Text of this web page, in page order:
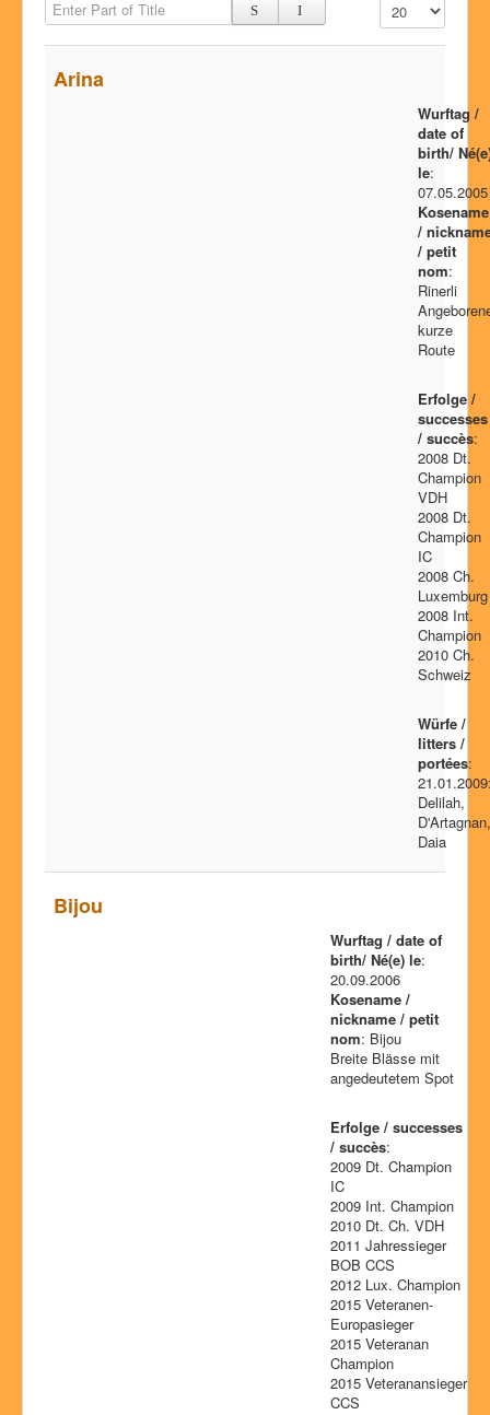
Dog show success
Our dogs
Arina
Wurftag /
date of
birth/
le:
07.05.2005
Kosename
/
/ petit
nom:
Rinerli
kurze
Route
Erfolge /
successes
/ succès:
2008 Dt.
Champion
VDH
2008 Dt.
Champion
IC
2008 Ch.
Luxemburg
2008 Int.
Champion
2010 Ch.
Schweiz
Würfe /
litters /
portées:
Delilah,
D'Artagnan,
Daia
Bijou
Wurftag / date of
birth/ Né(e) le:
20.09.2006
Kosename /
nickname / petit
nom: Bijou
Breite Blässe mit
angedeutetem Spot
Erfolge / successes
/ succès:
2009 Dt. Champion
IC
2009 Int. Champion
2010 Dt. Ch. VDH
2011 Jahressieger
BOB CCS
2012 Lux. Champion
2015 Veteranen-
Europasieger
2015 Veteranan
Champion
2015 Veteranansieger
CCS